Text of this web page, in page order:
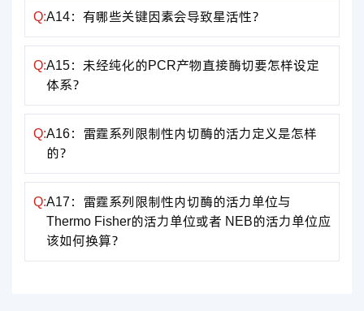
Q:A14：有哪些关键因素会导致星活性？
Q:A15：未经纯化的PCR产物直接酶切要怎样设定
体系？
Q:A16：雷霆系列限制性内切酶的活力定义是怎样
的？
Q:A17：雷霆系列限制性内切酶的活力单位与
Thermo Fisher的活力单位或者 NEB的活力单位应
该如何换算？